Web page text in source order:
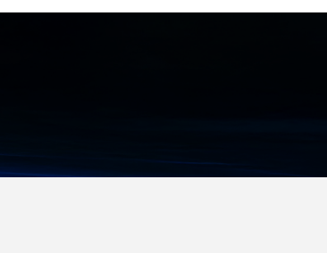
期の室内における大容量加湿を伴う